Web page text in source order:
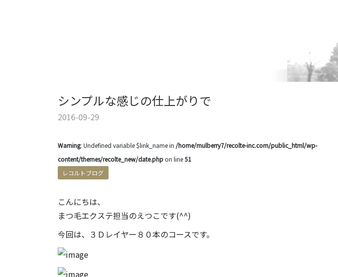
シンプルな感じの仕上がりで
2016-09-29
Warning: Undefined variable $link_name in /home/mulberry7/recolte-inc.com/public_html/wp-
content/themes/recolte_new/date.phpon line51
レコルトブログ
こんにちは、
まつ毛エクステ担当のえつこです(^^)
今回は、３Ｄレイヤー８０本のコースです。